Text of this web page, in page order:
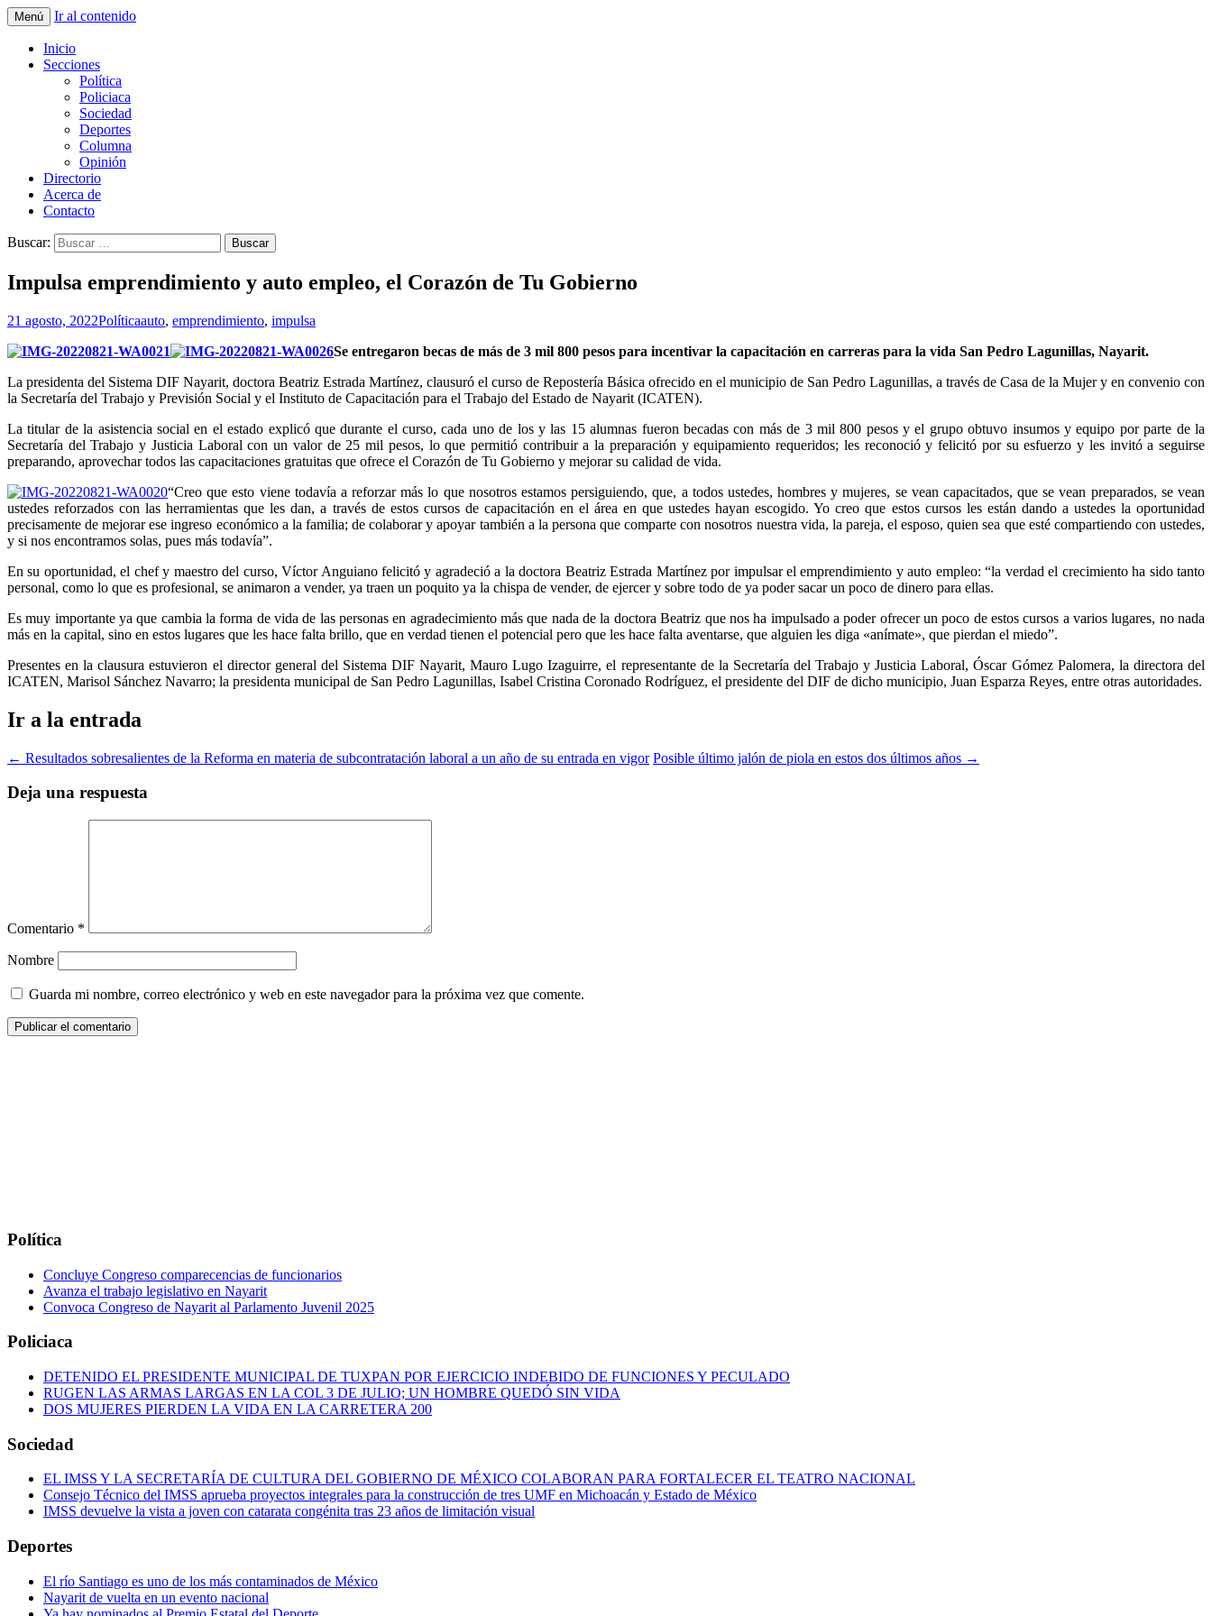
La Yunta de Tepic
Menú Ir al contenido
Inicio
Secciones
Política
Policiaca
Sociedad
Deportes
Columna
Opinión
Directorio
Acerca de
Contacto
Buscar:
Impulsa emprendimiento y auto empleo, el Corazón de Tu Gobierno
21 agosto, 2022Políticaauto, emprendimiento, impulsa
Se entregaron becas de más de 3 mil 800 pesos para incentivar la capacitación en carreras para la vida San Pedro Lagunillas, Nayarit.
La presidenta del Sistema DIF Nayarit, doctora Beatriz Estrada Martínez, clausuró el curso de Repostería Básica ofrecido en el municipio de San Pedro Lagunillas, a través de Casa de la Mujer y en convenio con
la Secretaría del Trabajo y Previsión Social y el Instituto de Capacitación para el Trabajo del Estado de Nayarit (ICATEN).
La titular de la asistencia social en el estado explicó que durante el curso, cada uno de los y las 15 alumnas fueron becadas con más de 3 mil 800 pesos y el grupo obtuvo insumos y equipo por parte de la
Secretaría del Trabajo y Justicia Laboral con un valor de 25 mil pesos, lo que permitió contribuir a la preparación y equipamiento requeridos; les reconoció y felicitó por su esfuerzo y les invitó a seguirse
preparando, aprovechar todos las capacitaciones gratuitas que ofrece el Corazón de Tu Gobierno y mejorar su calidad de vida.
“Creo que esto viene todavía a reforzar más lo que nosotros estamos persiguiendo, que, a todos ustedes, hombres y mujeres, se vean capacitados, que se vean preparados, se vean
ustedes reforzados con las herramientas que les dan, a través de estos cursos de capacitación en el área en que ustedes hayan escogido. Yo creo que estos cursos les están dando a ustedes la oportunidad
precisamente de mejorar ese ingreso económico a la familia; de colaborar y apoyar también a la persona que comparte con nosotros nuestra vida, la pareja, el esposo, quien sea que esté compartiendo con ustedes,
y si nos encontramos solas, pues más todavía”.
En su oportunidad, el chef y maestro del curso, Víctor Anguiano felicitó y agradeció a la doctora Beatriz Estrada Martínez por impulsar el emprendimiento y auto empleo: “la verdad el crecimiento ha sido tanto
personal, como lo que es profesional, se animaron a vender, ya traen un poquito ya la chispa de vender, de ejercer y sobre todo de ya poder sacar un poco de dinero para ellas.
Es muy importante ya que cambia la forma de vida de las personas en agradecimiento más que nada de la doctora Beatriz que nos ha impulsado a poder ofrecer un poco de estos cursos a varios lugares, no nada
más en la capital, sino en estos lugares que les hace falta brillo, que en verdad tienen el potencial pero que les hace falta aventarse, que alguien les diga «anímate», que pierdan el miedo”.
Presentes en la clausura estuvieron el director general del Sistema DIF Nayarit, Mauro Lugo Izaguirre, el representante de la Secretaría del Trabajo y Justicia Laboral, Óscar Gómez Palomera, la directora del
ICATEN, Marisol Sánchez Navarro; la presidenta municipal de San Pedro Lagunillas, Isabel Cristina Coronado Rodríguez, el presidente del DIF de dicho municipio, Juan Esparza Reyes, entre otras autoridades.
Ir a la entrada
← Resultados sobresalientes de la Reforma en materia de subcontratación laboral a un año de su entrada en vigor Posible último jalón de piola en estos dos últimos años →
Deja una respuesta
Comentario *
Nombre
Guarda mi nombre, correo electrónico y web en este navegador para la próxima vez que comente.
Política
Concluye Congreso comparecencias de funcionarios
Avanza el trabajo legislativo en Nayarit
Convoca Congreso de Nayarit al Parlamento Juvenil 2025
Policiaca
DETENIDO EL PRESIDENTE MUNICIPAL DE TUXPAN POR EJERCICIO INDEBIDO DE FUNCIONES Y PECULADO
RUGEN LAS ARMAS LARGAS EN LA COL 3 DE JULIO; UN HOMBRE QUEDÓ SIN VIDA
DOS MUJERES PIERDEN LA VIDA EN LA CARRETERA 200
Sociedad
EL IMSS Y LA SECRETARÍA DE CULTURA DEL GOBIERNO DE MÉXICO COLABORAN PARA FORTALECER EL TEATRO NACIONAL
Consejo Técnico del IMSS aprueba proyectos integrales para la construcción de tres UMF en Michoacán y Estado de México
IMSS devuelve la vista a joven con catarata congénita tras 23 años de limitación visual
Deportes
El río Santiago es uno de los más contaminados de México
Nayarit de vuelta en un evento nacional